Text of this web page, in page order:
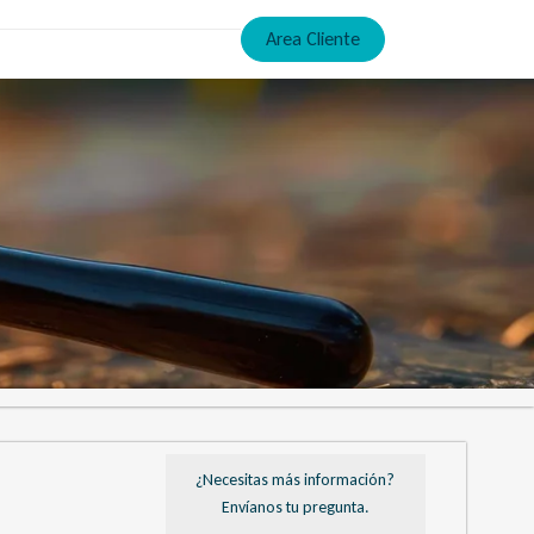
Area Cliente
¿Necesitas más información?
Envíanos tu pregunta.